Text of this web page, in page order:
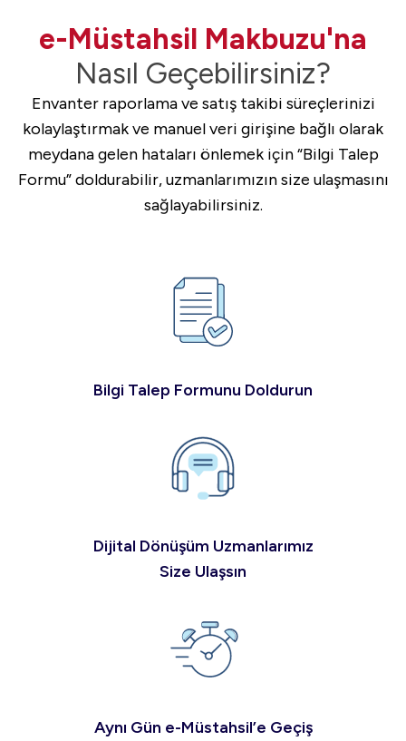
e-Müstahsil Makbuzu'na
Nasıl Geçebilirsiniz?
Envanter raporlama ve satış takibi süreçlerinizi
kolaylaştırmak ve manuel veri girişine bağlı olarak
meydana gelen hataları önlemek için “Bilgi Talep
Formu” doldurabilir, uzmanlarımızın size ulaşmasını
sağlayabilirsiniz.
Bilgi Talep Formunu Doldurun
Dijital Dönüşüm Uzmanlarımız
Size Ulaşsın
Aynı Gün e-Müstahsil’e Geçiş